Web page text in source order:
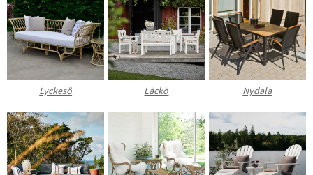
Lyckesö Läckö Nydala